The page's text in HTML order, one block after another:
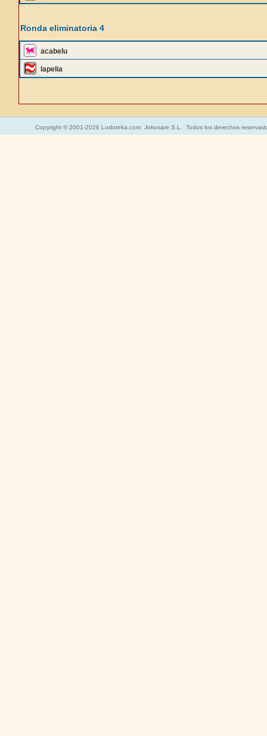
Ronda eliminatoria 4
acabelu
lapelia
Copyright © 2001-2026 Ludoteka.com Jokosare S.L. Todos los derechos